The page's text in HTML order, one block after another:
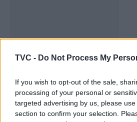
TVC - Do Not Process My
If you wish to opt-out of the sale,
processing of your personal or
targeted advertising by us, please
section to confirm your selection.
na Festa Templária